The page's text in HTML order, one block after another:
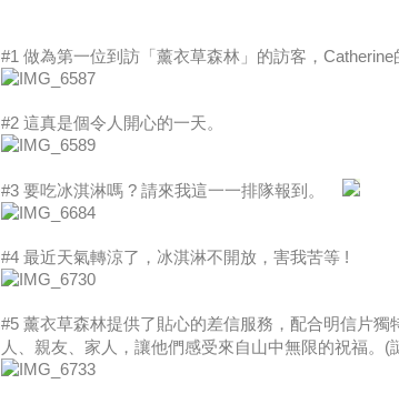
#1 做為第一位到訪「薰衣草森林」的訪客，Catherine
#2 這真是個令人開心的一天。
#3 要吃冰淇淋嗎 ? 請來我這一一排隊報到。
#4 最近天氣轉涼了，冰淇淋不開放，害我苦等 !
#5 薰衣草森林提供了貼心的差信服務，配合明信片
人、親友、家人，讓他們感受來自山中無限的祝福